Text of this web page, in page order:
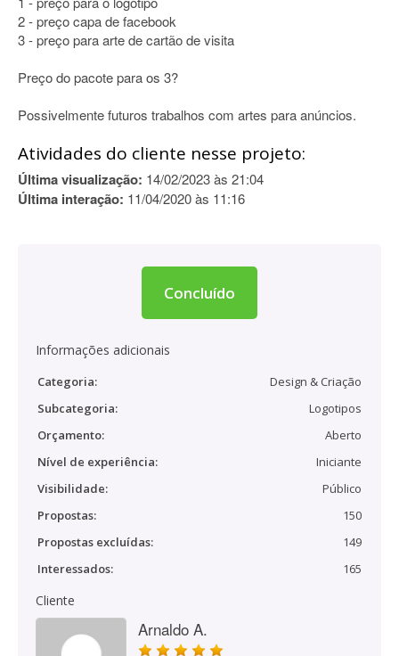
2 - preço capa de facebook
3 - preço para arte de cartão de visita
Preço do pacote para os 3?
Possivelmente futuros trabalhos com artes para anúncios.
Atividades do cliente nesse projeto:
Última visualização: 14/02/2023 às 21:04
Última interação: 11/04/2020 às 11:16
Concluído
Informações adicionais
Categoria:
Design & Criação
Subcategoria:
Logotipos
Orçamento:
Aberto
Nível de experiência:
Iniciante
Visibilidade:
Público
Propostas:
150
Propostas excluídas:
149
Interessados:
165
Cliente
Arnaldo A.